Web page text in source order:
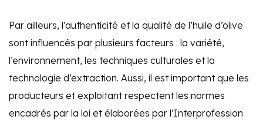
Par ailleurs, l’authenticité et la qualité de l’huile d’olive
sont influencés par plusieurs facteurs : la variété,
l’environnement, les techniques culturales et la
technologie d’extraction. Aussi, il est important que les
producteurs et exploitant respectent les normes
encadrés par la loi et élaborées par l’Interprofession